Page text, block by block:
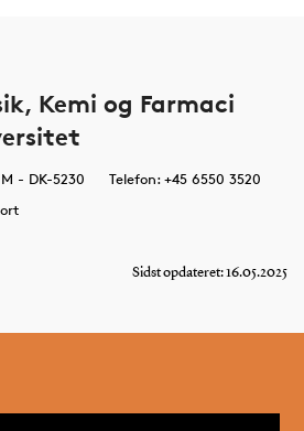
Kemi og Farmaci
- DK-5230
Telefon: +45 6550 3520
Sidst opdateret: 16.05.2025